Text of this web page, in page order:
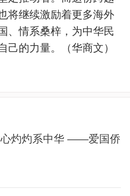
将继续激励着更多海外
、情系桑梓，为中华民
己的力量。（华商文）
心灼灼系中华 ——爱国侨